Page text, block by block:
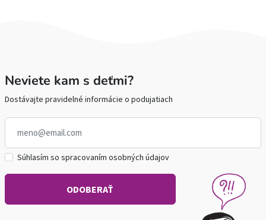
Neviete kam s deťmi?
Dostávajte pravidelné informácie o podujatiach
Súhlasím so spracovaním osobných údajov